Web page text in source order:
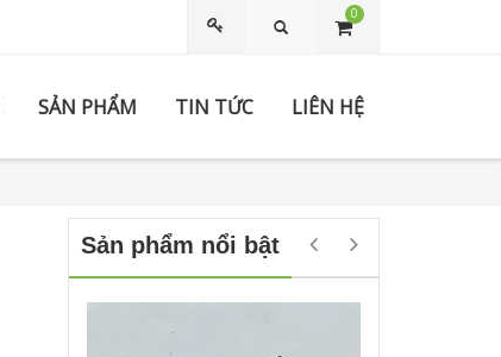
0
Tìm kiếm
SẢN PHẨM TIN TỨC LIÊN HỆ
Sản phẩm nổi bật